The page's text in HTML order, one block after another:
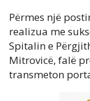
Përmes një
realizua me
Spitalin e
Mitrovicë, falë
transmeton